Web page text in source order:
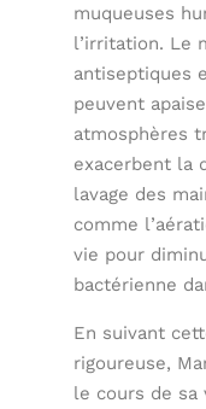
muqueuses
l’irritation. Le
antiseptiques
peuvent
atmosphères
exacerbent la
lavage des
comme
vie pour
bactérienne
En suivant
rigoureuse,
le cours de sa